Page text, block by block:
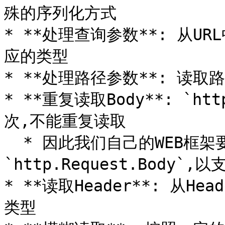
殊的序列化方式
* **处理查询参数**: 从URL
应的类型
* **处理路径参数**: 读取路
* **重复读取Body**:
次,不能重复读取
`http.Request.Body`,以支
* **读取Header**: 从
类型